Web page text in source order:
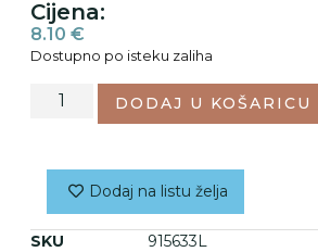
Cijena:
8.10 €
Dostupno po isteku zaliha
DODAJ U KOŠARICU
Dodaj na listu želja
SKU
915633L